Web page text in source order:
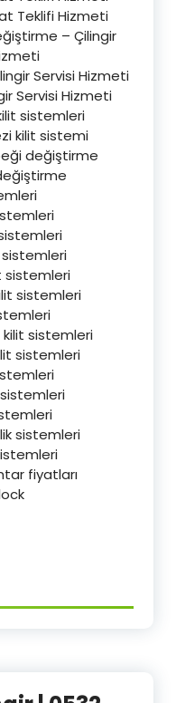
Teklifi Hizmeti
– Çilingir
Servisi Hizmeti
Servisi Hizmeti
sistemleri
kilit sistemi
değiştirme
sistemleri
sistemleri
kilit sistemleri
sistemleri
sistemleri
fiyatları